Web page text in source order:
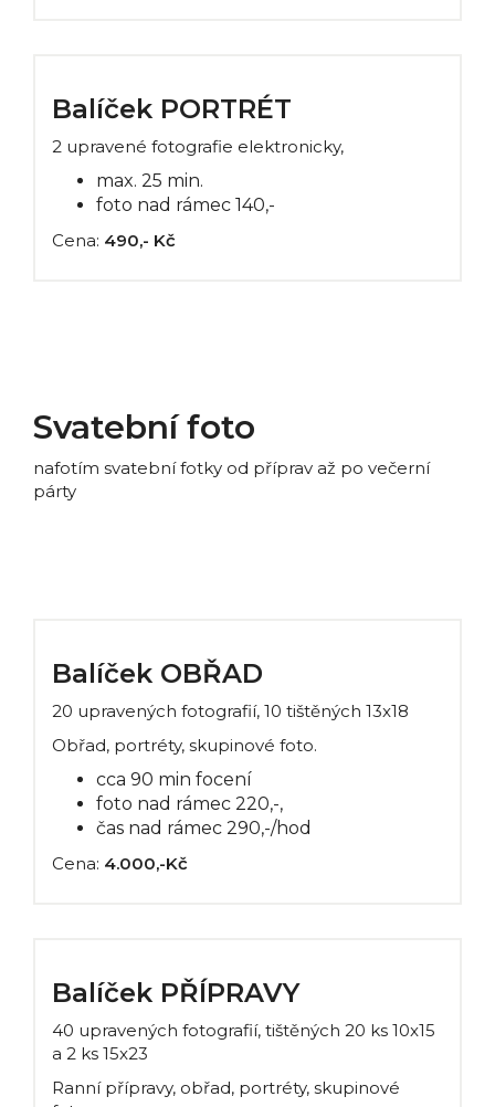
Balíček PORTRÉT
2 upravené fotografie elektronicky,
max. 25 min.
foto nad rámec 140,-
Cena: 490,- Kč
Svatební foto
nafotím svatební fotky od příprav až po večerní
párty
Balíček OBŘAD
20 upravených fotografií, 10 tištěných 13x18
Obřad, portréty, skupinové foto.
cca 90 min focení
foto nad rámec 220,-,
čas nad rámec 290,-/hod
Cena: 4.000,-Kč
Balíček PŘÍPRAVY
40 upravených fotografií, tištěných 20 ks 10x15
a 2 ks 15x23
Ranní přípravy, obřad, portréty, skupinové